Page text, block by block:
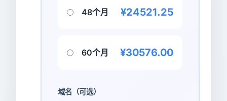
48个月 ¥24521.25
60个月 ¥30576.00
域名（可选）